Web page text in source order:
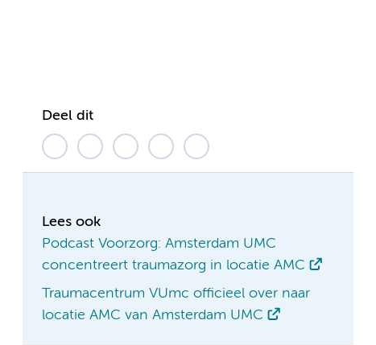
Deel dit
Lees ook
Podcast Voorzorg: Amsterdam UMC
concentreert traumazorg in locatie AMC
Traumacentrum VUmc officieel over naar
locatie AMC van Amsterdam UMC